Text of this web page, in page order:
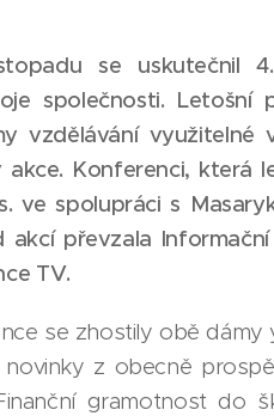
se uskutečnil
společnosti.
vzdělávání
Konferenci, která
ve spolupráci s
akcí převzala
TV.
se zhostily obě dámy
z obecně
gramotnost do